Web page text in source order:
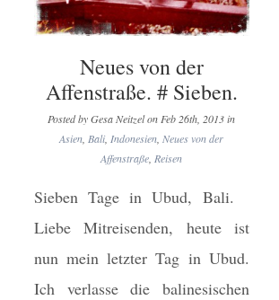
Neues von der
Affenstraße. # Sieben.
Posted by Gesa Neitzel on Feb 26th, 2013 in
Asien Bali, Indonesien Neues von der
Affenstraße Reisen
Sieben Tage in Ubud, Bali.
Liebe Mitreisenden, heute ist
nun mein letzter Tag in Ubud.
Ich verlasse die balinesischen